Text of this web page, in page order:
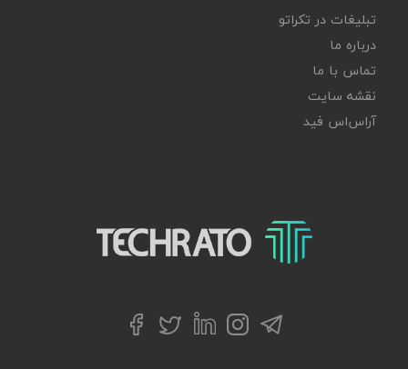
تبلیغات در تکراتو
درباره ما
تماس با ما
نقشه سایت
آر‌اس‌اس فید
تکراتو – زندگی با تکنولوژی
تلگراماینستاگرام
لینکداینتوییترفیسبوک